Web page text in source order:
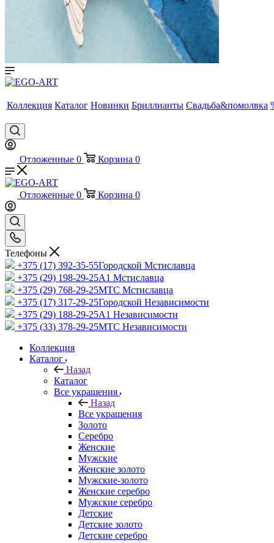
Коллекция Каталог Новинки Бриллианты Свадьба&помолвка
Отложенные 0 Корзина 0
Отложенные 0 Корзина 0
Телефоны
+375 (17) 392-35-55Городской Мстиславца
+375 (29) 198-29-25A1 Мстиславца
+375 (29) 768-29-25МТС Мстиславца
+375 (17) 317-29-25Городской Независимости
+375 (29) 188-29-25A1 Независимости
+375 (33) 378-29-25МТС Независимости
Коллекция
Каталог
Назад
Каталог
Все украшения
Назад
Все украшения
Золото
Серебро
Женские
Мужские
Женские золото
Мужские-золото
Женские серебро
Мужские серебро
Детские
Детские золото
Детские серебро